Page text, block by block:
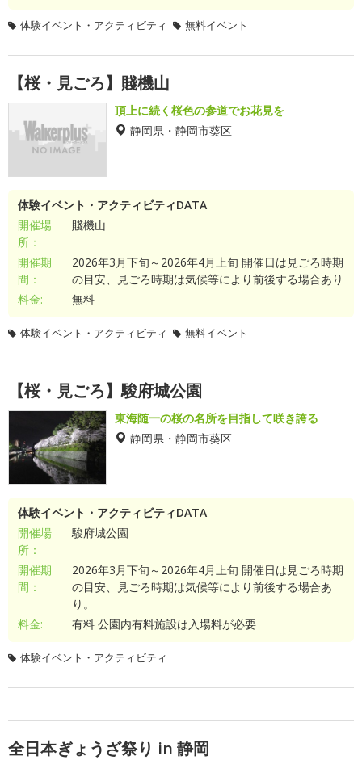
体験イベント・アクティビティ 無料イベント
【桜・見ごろ】賤機山
頂上に続く桜色の参道でお花見を
静岡県・静岡市葵区
体験イベント・アクティビティDATA
開催場
所：
賤機山
開催期
間：
2026年3月下旬～2026年4月上旬 開催日は見ごろ時期
の目安、見ごろ時期は気候等により前後する場合あり
料金:
無料
体験イベント・アクティビティ 無料イベント
【桜・見ごろ】駿府城公園
東海随一の桜の名所を目指して咲き誇る
静岡県・静岡市葵区
体験イベント・アクティビティDATA
開催場
所：
駿府城公園
開催期
間：
2026年3月下旬～2026年4月上旬 開催日は見ごろ時期
の目安、見ごろ時期は気候等により前後する場合あ
り。
料金:
有料 公園内有料施設は入場料が必要
体験イベント・アクティビティ
全日本ぎょうざ祭り in 静岡